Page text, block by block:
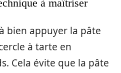
à maîtriser
bien appuyer la pâte
à tarte en
Cela évite que la pâte